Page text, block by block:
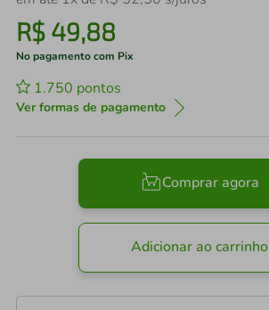
R$ 49,88
No pagamento com Pix
1.750 pontos
Ver formas de pagamento
Comprar agora
Adicionar ao carrinho